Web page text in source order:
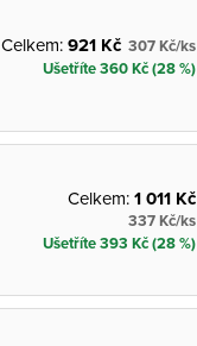
Celkem:921 Kč 307 Kč/ks
Ušetříte 360 Kč (28 %)
Celkem:1 011 Kč
337 Kč/ks
Ušetříte 393 Kč (28 %)